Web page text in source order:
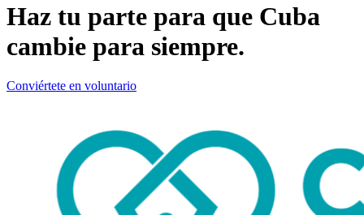
Haz tu parte para que Cuba
cambie para siempre.
Conviértete en voluntario